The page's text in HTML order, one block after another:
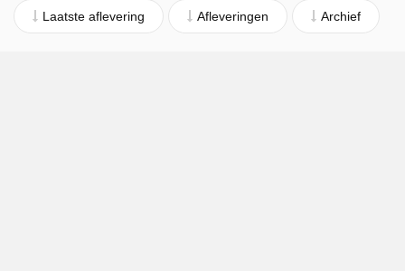
Laatste aflevering Afleveringen Archief